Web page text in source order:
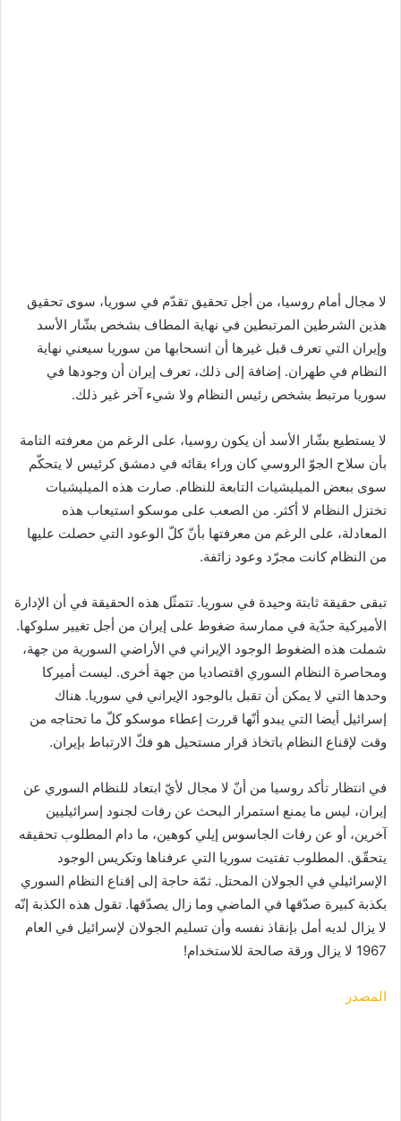
لا مجال أمام روسيا، من أجل تحقيق تقدّم في سوريا، سوى تحقيق
هذين الشرطين المرتبطين في نهاية المطاف بشخص بشّار الأسد
وإيران التي تعرف قبل غيرها أن انسحابها من سوريا سيعني نهاية
النظام في طهران. إضافة إلى ذلك، تعرف إيران أن وجودها في
سوريا مرتبط بشخص رئيس النظام ولا شيء آخر غير ذلك.
لا يستطيع بشّار الأسد أن يكون روسيا، على الرغم من معرفته التامة
بأن سلاح الجوّ الروسي كان وراء بقائه في دمشق كرئيس لا يتحكّم
سوى ببعض الميليشيات التابعة للنظام. صارت هذه الميليشيات
تختزل النظام لا أكثر. من الصعب على موسكو استيعاب هذه
المعادلة، على الرغم من معرفتها بأنّ كلّ الوعود التي حصلت عليها
من النظام كانت مجرّد وعود زائفة.
تبقى حقيقة ثابتة وحيدة في سوريا. تتمثّل هذه الحقيقة في أن الإدارة
الأميركية جدّية في ممارسة ضغوط على إيران من أجل تغيير سلوكها.
شملت هذه الضغوط الوجود الإيراني في الأراضي السورية من جهة،
ومحاصرة النظام السوري اقتصاديا من جهة أخرى. ليست أميركا
وحدها التي لا يمكن أن تقبل بالوجود الإيراني في سوريا. هناك
إسرائيل أيضا التي يبدو أنّها قررت إعطاء موسكو كلّ ما تحتاجه من
وقت لإقناع النظام باتخاذ قرار مستحيل هو فكّ الارتباط بإيران.
في انتظار تأكد روسيا من أنّ لا مجال لأيّ ابتعاد للنظام السوري عن
إيران، ليس ما يمنع استمرار البحث عن رفات لجنود إسرائيليين
آخرين، أو عن رفات الجاسوس إيلي كوهين، ما دام المطلوب تحقيقه
يتحقّق. المطلوب تفتيت سوريا التي عرفناها وتكريس الوجود
الإسرائيلي في الجولان المحتل. ثمّة حاجة إلى إقناع النظام السوري
بكذبة كبيرة صدّقها في الماضي وما زال يصدّقها. تقول هذه الكذبة إنّه
لا يزال لديه أمل بإنقاذ نفسه وأن تسليم الجولان لإسرائيل في العام
1967 لا يزال ورقة صالحة للاستخدام!
المصدر